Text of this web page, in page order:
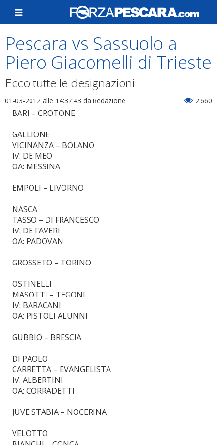
Pescara vs Sassuolo a
Piero Giacomelli di Trieste
Ecco tutte le designazioni
01-03-2012 alle 14:37:43 da Redazione 2.660
BARI – CROTONE
GALLIONE
VICINANZA – BOLANO
IV: DE MEO
OA: MESSINA
EMPOLI – LIVORNO
NASCA
TASSO – DI FRANCESCO
IV: DE FAVERI
OA: PADOVAN
GROSSETO – TORINO
OSTINELLI
MASOTTI – TEGONI
IV: BARACANI
OA: PISTOLI ALUNNI
GUBBIO – BRESCIA
DI PAOLO
CARRETTA – EVANGELISTA
IV: ALBERTINI
OA: CORRADETTI
JUVE STABIA – NOCERINA
VELOTTO